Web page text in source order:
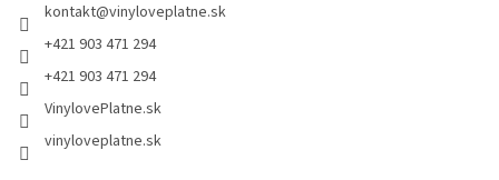
kontakt@vinyloveplatne.sk
+421 903 471 294
+421 903 471 294
VinylovePlatne.sk
vinyloveplatne.sk